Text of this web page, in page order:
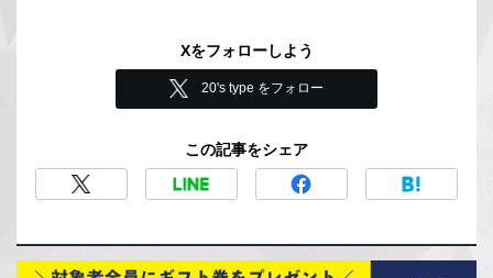
Xをフォローしよう
20's type をフォロー
この記事をシェア